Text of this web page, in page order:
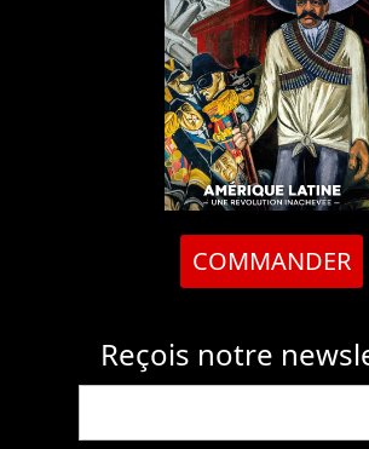
COMMANDER
Reçois notre